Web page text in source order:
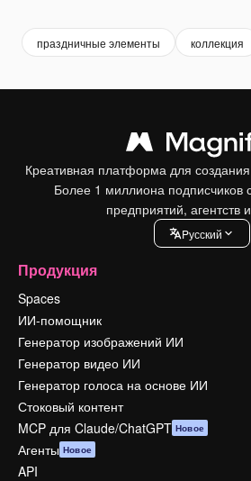
праздничные элементы коллекция
Креативная платформа для
Более 1 миллиона подписчиков
предприятий, агентств
Pусский
Продукция
Spaces
ИИ-помощник
Генератор изображений ИИ
Генератор видео ИИ
Генератор голоса на основе ИИ
Стоковый контент
MCP для Claude/ChatGPT Новое
Агенты Новое
API